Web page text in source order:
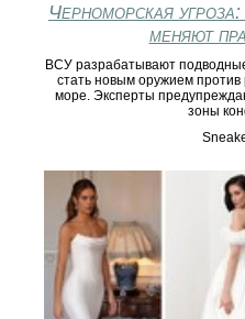
Черноморская
меняют
ВСУ разрабатывают
стать новым оружием
море. Эксперты
зоны